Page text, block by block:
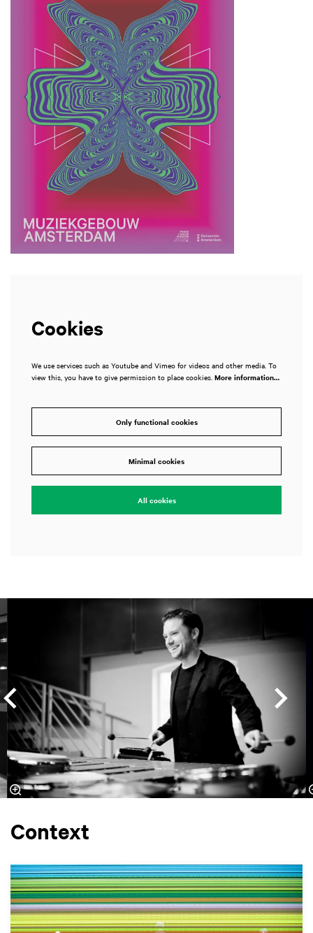
Cookies
We use services such as Youtube and Vimeo for videos and other media. To
view this, you have to give permission to place cookies. More information…
Only functional cookies
Minimal cookies
All cookies
Zoom
in
Context